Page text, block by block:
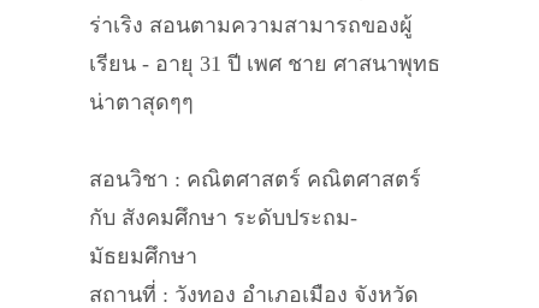
ร่าเริง สอนตามความสามารถของผู้
เรียน - อายุ 31 ปี เพศ ชาย ศาสนาพุทธ
น่าตาสุดๆๆ
สอนวิชา : คณิตศาสตร์ คณิตศาสตร์
กับ สังคมศึกษา ระดับประถม-
มัธยมศึกษา
สถานที่ : วังทอง อำเภอเมือง จังหวัด